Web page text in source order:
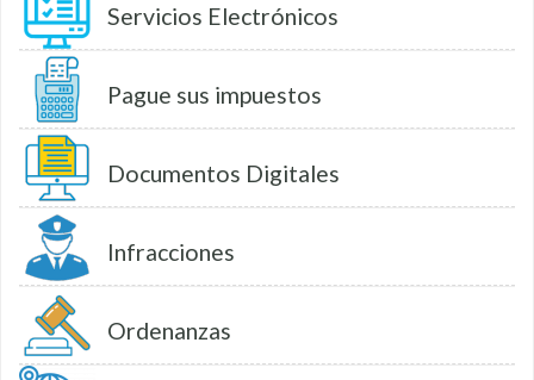
Servicios Electrónicos
Pague sus impuestos
Documentos Digitales
Infracciones
Ordenanzas